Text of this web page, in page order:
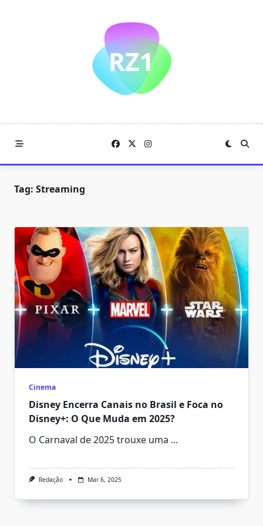
Tag: Streaming
Cinema
Disney Encerra Canais no Brasil e Foca no
Disney+: O Que Muda em 2025?
O Carnaval de 2025 trouxe uma ...
Redação Mar 6, 2025